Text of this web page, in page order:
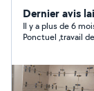
Dernier avis
Il y a plus de 6